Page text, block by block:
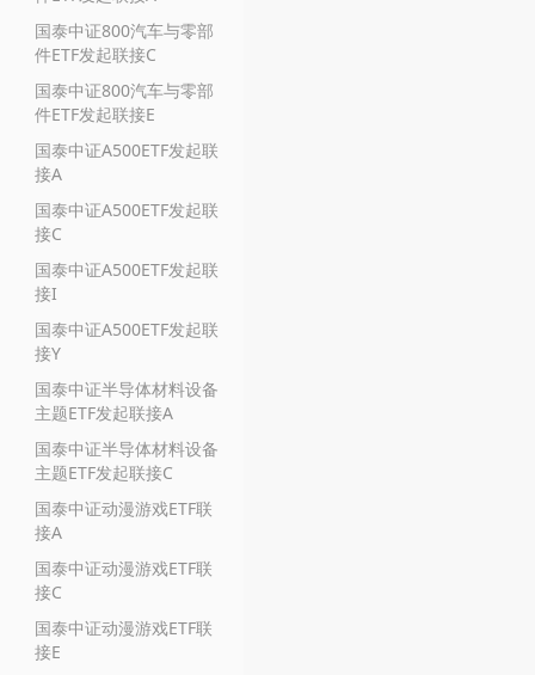
国泰中证800汽车与零部
件ETF发起联接C
国泰中证800汽车与零部
件ETF发起联接E
国泰中证A500ETF发起联
接A
国泰中证A500ETF发起联
接C
国泰中证A500ETF发起联
接I
国泰中证A500ETF发起联
接Y
国泰中证半导体材料设备
主题ETF发起联接A
国泰中证半导体材料设备
主题ETF发起联接C
国泰中证动漫游戏ETF联
接A
国泰中证动漫游戏ETF联
接C
国泰中证动漫游戏ETF联
接E